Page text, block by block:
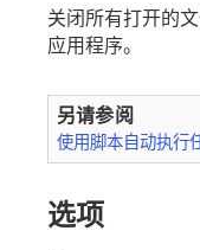
关闭所有打开的
应用程序。
另请参阅
使用脚本自动执行
选项